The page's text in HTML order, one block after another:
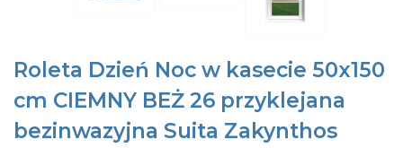
Roleta Dzień Noc w kasecie 50x150
cm CIEMNY BEŻ 26 przyklejana
bezinwazyjna Suita Zakynthos